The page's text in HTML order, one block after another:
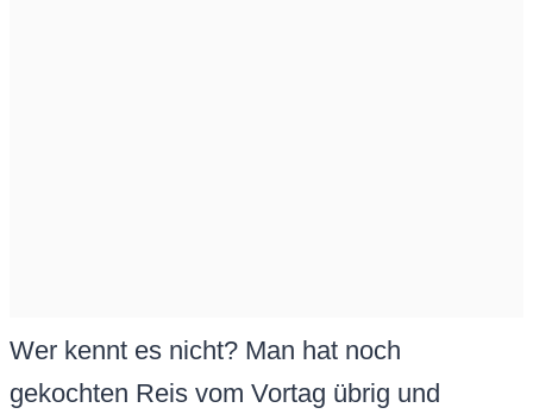
Wer kennt es nicht? Man hat noch
gekochten Reis vom Vortag übrig und